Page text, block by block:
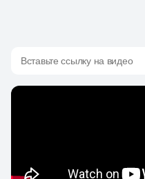
Вставьте ссылку на видео